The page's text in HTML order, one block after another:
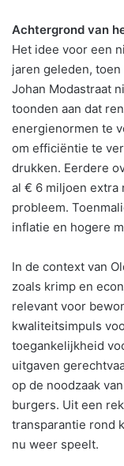
Achtergrond van
Het idee voor een
jaren geleden,
Johan Modastraat
toonden aan dat
energienormen te
om efficiëntie te
drukken. Eerdere
al € 6 miljoen extra
probleem.
inflatie en hogere
In de context van
zoals krimp en
relevant voor
kwaliteitsimpuls
toegankelijkheid
uitgaven
op de noodzaak
burgers. Uit een
transparantie rond
nu weer speelt.